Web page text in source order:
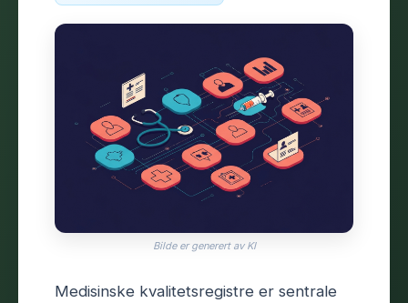
Bilde er generert av KI
Medisinske kvalitetsregistre er sentrale